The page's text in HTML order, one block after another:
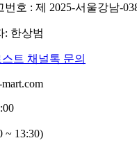
호 : 제 2025-서울강남-
: 한상범
스트 채널톡 문의
~ 13:30)